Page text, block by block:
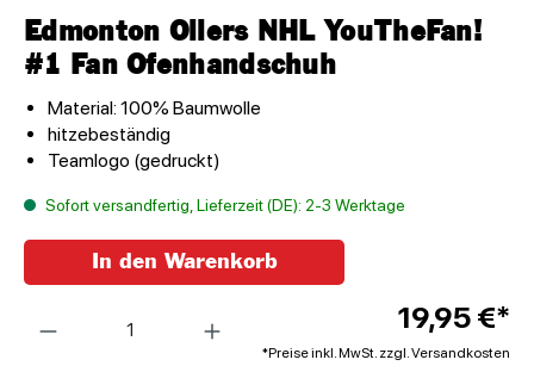
Edmonton Oilers NHL YouTheFan!
#1 Fan Ofenhandschuh
Material: 100% Baumwolle
hitzebeständig
Teamlogo (gedruckt)
Sofort versandfertig, Lieferzeit (DE): 2-3 Werktage
19,95 €*
*Preise inkl. MwSt. zzgl. Versandkosten
In den Warenkorb